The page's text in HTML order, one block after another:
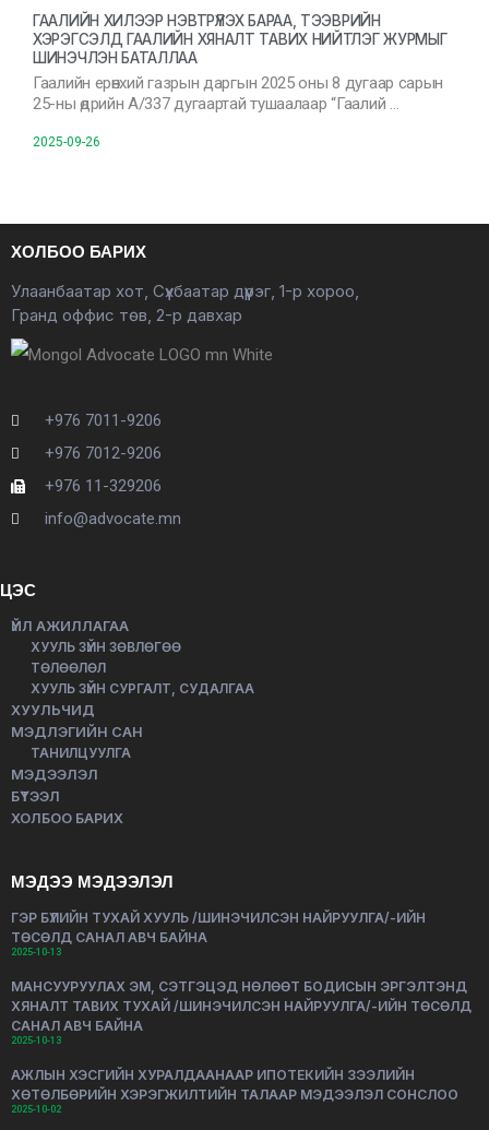
ГААЛИЙН ХИЛЭЭР НЭВТРҮҮЛЭХ БАРАА, ТЭЭВРИЙН
ХЭРЭГСЭЛД ГААЛИЙН ХЯНАЛТ ТАВИХ НИЙТЛЭГ ЖУРМЫГ
ШИНЭЧЛЭН БАТАЛЛАА
Гаалийн ерөнхий газрын даргын 2025 оны 8 дугаар сарын
25-ны өдрийн А/337 дугаартай тушаалаар “Гаалий …
2025-09-26
ХОЛБОО БАРИХ
Улаанбаатар хот, Сүхбаатар дүүрэг, 1-р хороо,
Гранд оффис төв, 2-р давхар
+976 7011-9206
+976 7012-9206
+976 11-329206
info@advocate.mn
ЦЭС
ҮЙЛ АЖИЛЛАГАА
ХУУЛЬ ЗҮЙН ЗӨВЛӨГӨӨ
ТӨЛӨӨЛӨЛ
ХУУЛЬ ЗҮЙН СУРГАЛТ, СУДАЛГАА
ХУУЛЬЧИД
МЭДЛЭГИЙН САН
ТАНИЛЦУУЛГА
МЭДЭЭЛЭЛ
БҮТЭЭЛ
ХОЛБОО БАРИХ
МЭДЭЭ МЭДЭЭЛЭЛ
ГЭР БҮЛИЙН ТУХАЙ ХУУЛЬ /ШИНЭЧИЛСЭН НАЙРУУЛГА/-ИЙН
ТӨСӨЛД САНАЛ АВЧ БАЙНА
2025-10-13
МАНСУУРУУЛАХ ЭМ, СЭТГЭЦЭД НӨЛӨӨТ БОДИСЫН ЭРГЭЛТЭНД
ХЯНАЛТ ТАВИХ ТУХАЙ /ШИНЭЧИЛСЭН НАЙРУУЛГА/-ИЙН ТӨСӨЛД
САНАЛ АВЧ БАЙНА
2025-10-13
АЖЛЫН ХЭСГИЙН ХУРАЛДААНААР ИПОТЕКИЙН ЗЭЭЛИЙН
ХӨТӨЛБӨРИЙН ХЭРЭГЖИЛТИЙН ТАЛААР МЭДЭЭЛЭЛ СОНСЛОО
2025-10-02